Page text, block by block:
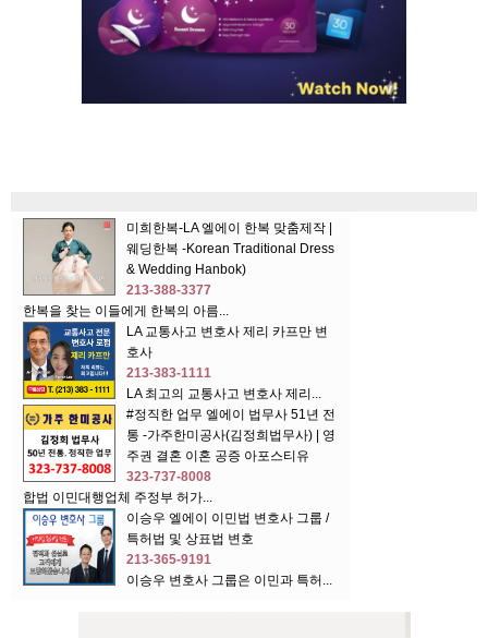
미희한복-LA 엘에이 한복 맞춤제작 |
웨딩한복 -Korean Traditional Dress
& Wedding Hanbok)
213-388-3377
한복을 찾는 이들에게 한복의 아름...
LA 교통사고 변호사 제리 카프만 변
호사
213-383-1111
LA 최고의 교통사고 변호사 제리...
#정직한 업무 엘에이 법무사 51년 전
통 -가주한미공사(김정희법무사) | 영
주권 결혼 이혼 공증 아포스티유
323-737-8008
합법 이민대행업체 주정부 허가...
이승우 엘에이 이민법 변호사 그룹 /
특허법 및 상표법 변호
213-365-9191
이승우 변호사 그룹은 이민과 특허...